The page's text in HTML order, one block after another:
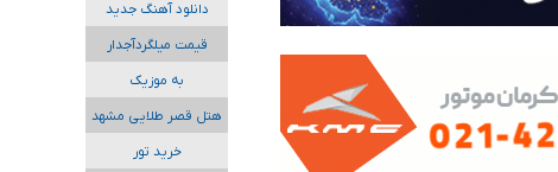
دانلود آهنگ جدید
قیمت میلگردآجدار
به موزیک
هتل قصر طلایی مشهد
خرید تور